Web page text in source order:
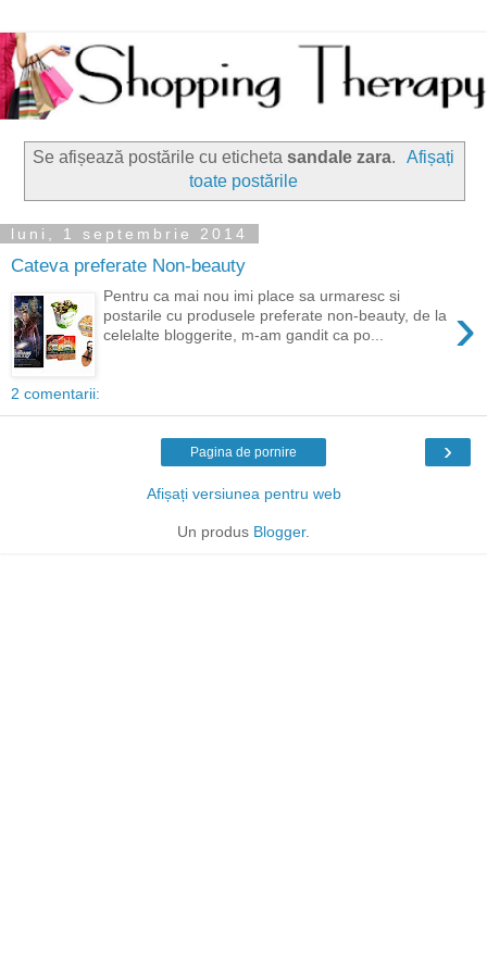
Se afișează postările cu eticheta sandale zara.
Afișați
toate postările
luni, 1 septembrie 2014
Cateva preferate Non-beauty
›
Pentru ca mai nou imi place sa urmaresc si
postarile cu produsele preferate non-beauty, de la
celelalte bloggerite, m-am gandit ca po...
2 comentarii:
›
Pagina de pornire
Afișați versiunea pentru web
Un produs Blogger.